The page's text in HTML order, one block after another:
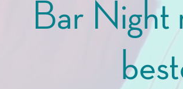
Bar Night